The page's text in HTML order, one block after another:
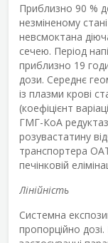
Приблизно 90 %
незміненому
невсмоктана
сечею. Період
приблизно 19
дози. Середнє
із плазми крові
(коефіцієнт
ГМГ-КоА
розувастатину
транспортера
печінковій
Лінійність
Системна
пропорційно